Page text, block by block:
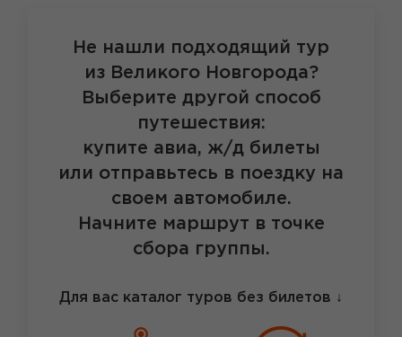
Не нашли подходящий тур
из Великого Новгорода?
Выберите другой способ
путешествия:
купите авиа, ж/д билеты
или отправьтесь в поездку на
своем автомобиле.
Начните маршрут в точке
сбора группы.
Для вас каталог туров без билетов ↓